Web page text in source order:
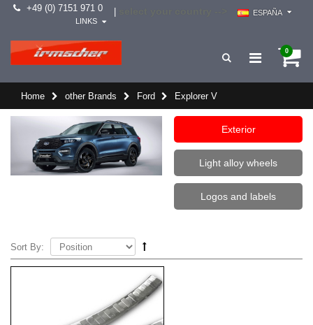
+49 (0) 7151 971 0
ESPAÑA
LINKS
0
Home other Brands Ford Explorer V
Exterior
Light alloy wheels
Logos and labels
Sort By: